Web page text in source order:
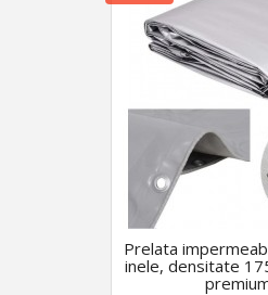
Prelata
inele, densitate